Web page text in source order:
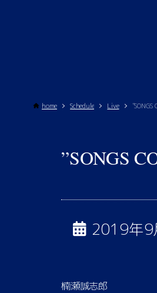
home Schedule Live
”SONGS
2019年
楠瀬誠志郎